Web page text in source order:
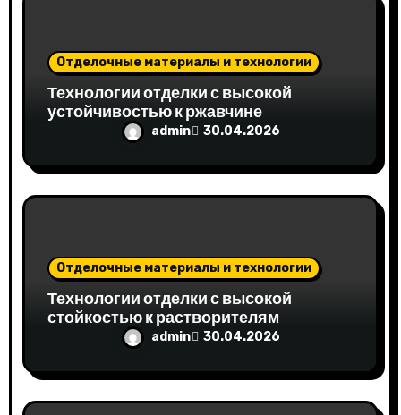
м
Отделочные материалы и технологии
Технологии отделки с высокой
устойчивостью к ржавчине
admin 30.04.2026
Отделочные материалы и технологии
Технологии отделки с высокой
стойкостью к растворителям
admin 30.04.2026